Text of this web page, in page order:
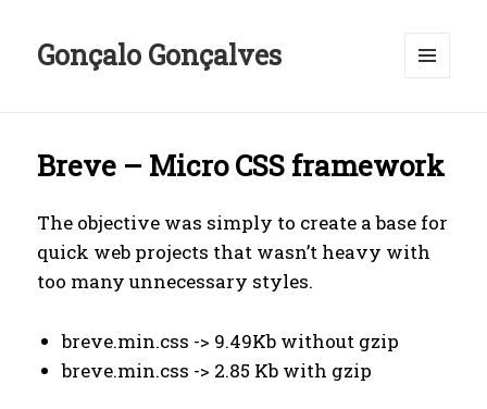
Gonçalo Gonçalves
Breve – Micro CSS framework
The objective was simply to create a base for
quick web projects that wasn’t heavy with
too many unnecessary styles.
breve.min.css -> 9.49Kb without gzip
breve.min.css -> 2.85 Kb with gzip